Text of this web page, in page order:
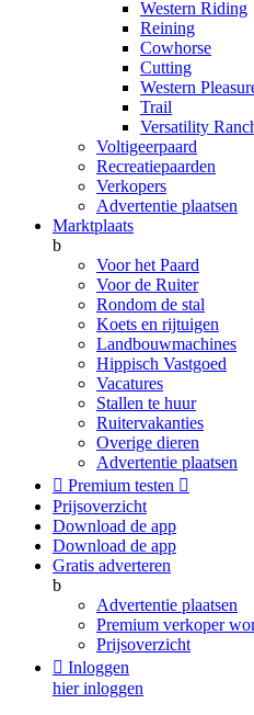
Western Riding
Reining
Cowhorse
Cutting
Western
Trail
Versatility
Voltigeerpaard
Recreatiepaarden
Verkopers
Advertentie plaatsen
Marktplaats
b
Voor het Paard
Voor de Ruiter
Rondom de stal
Koets en rijtuigen
Landbouwmachines
Hippisch Vastgoed
Vacatures
Stallen te huur
Ruitervakanties
Overige dieren
Advertentie plaatsen
 Premium testen 
Prijsoverzicht
Download de app
Download de app
Gratis adverteren
b
Advertentie plaatsen
Premium verkoper
Prijsoverzicht
 Inloggen
hier inloggen